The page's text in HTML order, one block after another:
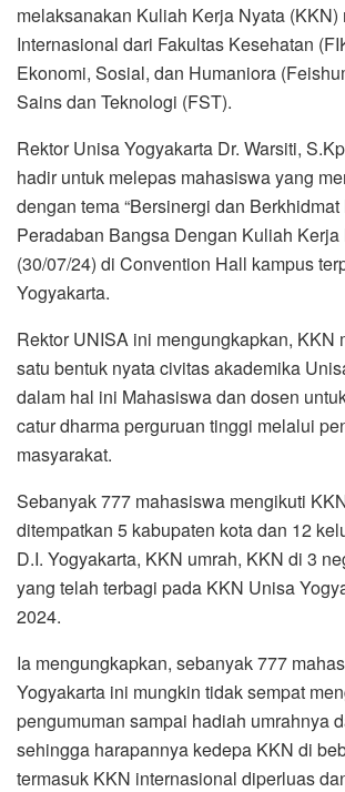
melaksanakan Kuliah Kerja Nyata (KKN)
Internasional dari Fakultas Kesehatan
Ekonomi, Sosial, dan Humaniora
Sains dan Teknologi (FST).
Rektor Unisa Yogyakarta Dr. Warsiti,
hadir untuk melepas mahasiswa yang
dengan tema “Bersinergi dan
Peradaban Bangsa Dengan Kuliah Kerja
(30/07/24) di Convention Hall kampus
Yogyakarta.
Rektor UNISA ini mengungkapkan, KKN
satu bentuk nyata civitas akademika
dalam hal ini Mahasiswa dan dosen
catur dharma perguruan tinggi melalui
masyarakat.
Sebanyak 777 mahasiswa mengikuti
ditempatkan 5 kabupaten kota dan 12
D.I. Yogyakarta, KKN umrah, KKN di 3
yang telah terbagi pada KKN Unisa
2024.
Ia mengungkapkan, sebanyak 777
Yogyakarta ini mungkin tidak sempat
pengumuman sampai hadiah umrahnya
sehingga harapannya kedepa KKN di
termasuk KKN internasional diperluas